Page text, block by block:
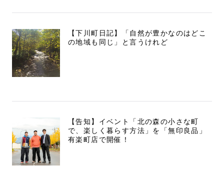
【下川町日記】「自然が豊かなのはどこ
の地域も同じ」と言うけれど
【告知】イベント「北の森の小さな町
で、楽しく暮らす方法」を「無印良品」
有楽町店で開催！